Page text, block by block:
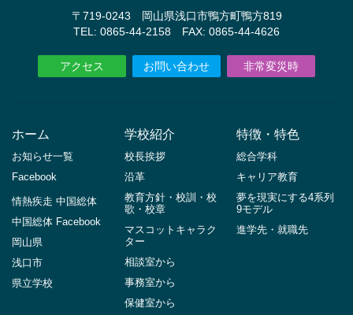
〒719-0243 岡山県浅口市鴨方町鴨方819
TEL: 0865-44-2158 FAX: 0865-44-4626
アクセス お問い合わせ 非常変災時
ホーム
お知らせ一覧
Facebook
情熱疾走 中国総体
中国総体 Facebook
岡山県
浅口市
県立学校
学校紹介
校長挨拶
沿革
教育方針・校訓・校
歌・校章
マスコットキャラク
ター
相談室から
事務室から
保健室から
特徴・特色
総合学科
キャリア教育
夢を現実にする4系列
9モデル
進学先・就職先